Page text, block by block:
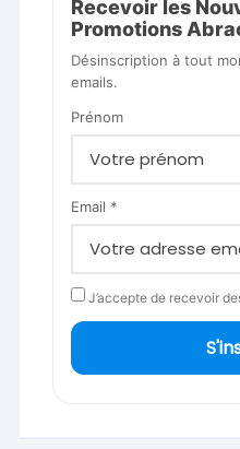
Recevoir les
Promotions
Désinscription à tout
emails.
Prénom
Email *
J’accepte de recevoir